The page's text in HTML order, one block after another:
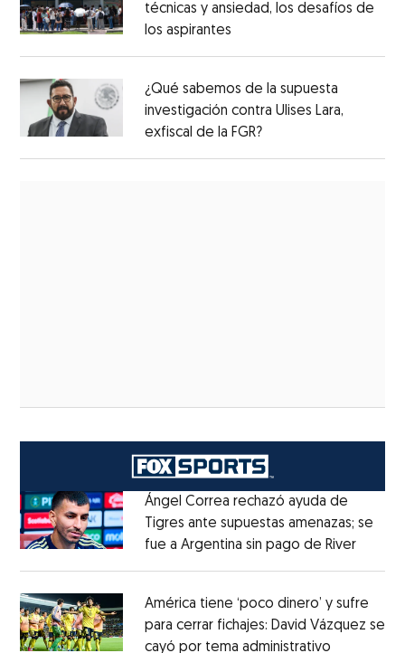
técnicas y ansiedad, los desafíos de
los aspirantes
¿Qué sabemos de la supuesta
investigación contra Ulises Lara,
exfiscal de la FGR?
Ángel Correa rechazó ayuda de
Tigres ante supuestas amenazas; se
fue a Argentina sin pago de RiverOpens
América tiene ‘poco dinero’ y sufre
para cerrar fichajes: David Vázquez se
cayó por tema administrativo